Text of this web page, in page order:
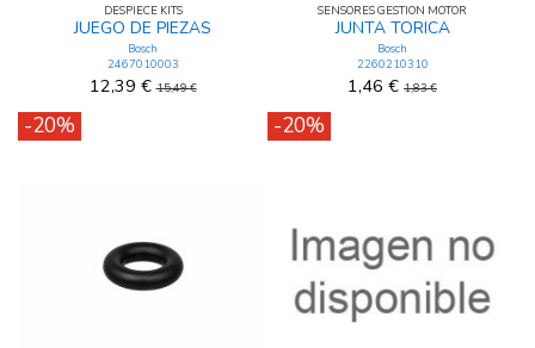
DESPIECE KITS
JUEGO DE PIEZAS
Bosch
2467010003
12,39 €15,49 €
SENSORES GESTION MOTOR
JUNTA TORICA
Bosch
2260210310
1,46 € 1,83 €
-20% -20%